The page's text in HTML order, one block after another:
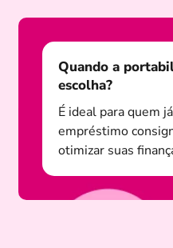
Quando a
escolha?
É ideal para quem
empréstimo
otimizar suas